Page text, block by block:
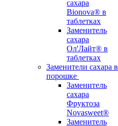
сахара
Bionova® в
таблетках
Заменитель
сахара
Ол'Лайт® в
таблетках
Заменители сахара в
порошке
Заменитель
сахара
Фруктоза
Novasweet®
Заменитель